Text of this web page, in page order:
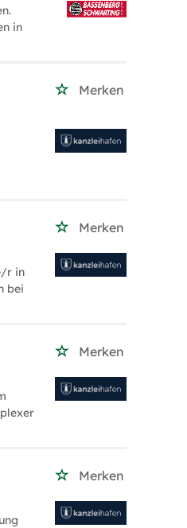
in
Merken
Merken
r in
bei
Merken
Merken